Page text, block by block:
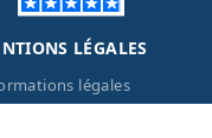
LÉGALES
légales